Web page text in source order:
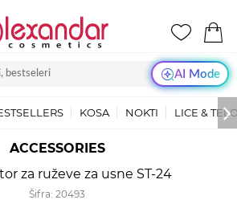
AI Mode
KOSA NOKTI LICE &
ACCESSORIES
za ruževe za usne ST-24
Šifra: 20493